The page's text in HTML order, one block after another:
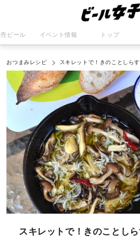
ビール イベント情報 トップ
おつまみレシピ スキレットで！きのことしら
スキレットで！きのことし